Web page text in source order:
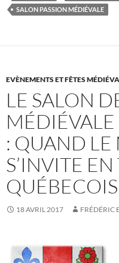
SALON PASSION MÉDIÉVALE
EVÈNEMENTS ET FÊTES
LE SALON
: QUAND
S’INVITE EN
18 AVRIL 2017 FRÉDÉRIC